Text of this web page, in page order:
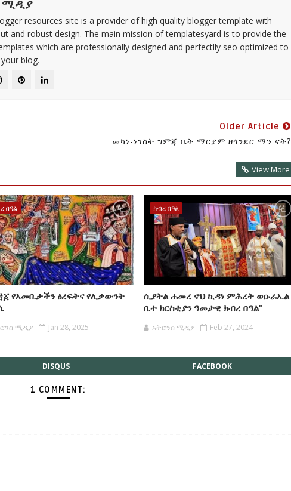
ሚዲያ
resources site is a provider of high quality blogger template with
and robust design. The main mission of templatesyard is to provide the
which are professionally designed and perfectlly seo optimized to
blog.
Older Article
መካነ-ነገስት ግምጃ ቤት ማርያም ዘጎንደር ማን ናት?
View More
በዓል
የእመቤታችን ዕረፍትና የሊቃውንት
ሚዲያ Jan 28, 2025
ክብረ በዓል
ሲያትል ሐመረ ኖህ ኪዳነ ምሕረት ወዑራኤል
ቤተ ክርስቲያን ዓመታዊ ክብረ በዓል"
አትሮንስ ሚዲያ Feb 27, 2024
DISQUS FACEBOOK
1 COMMENT: